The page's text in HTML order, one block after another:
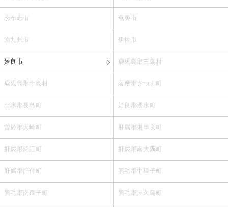
志布志市 奄美市
南九州市 伊佐市
姶良市 鹿児島郡三島村
鹿児島郡十島村 薩摩郡さつま町
出水郡長島町 姶良郡湧水町
曽於郡大崎町 肝属郡東串良町
肝属郡錦江町 肝属郡南大隅町
肝属郡肝付町 熊毛郡中種子町
熊毛郡南種子町 熊毛郡屋久島町